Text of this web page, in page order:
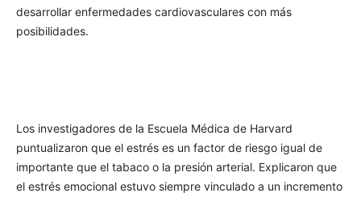
desarrollar enfermedades cardiovasculares con más
posibilidades.
Los investigadores de la Escuela Médica de Harvard
puntualizaron que el estrés es un factor de riesgo igual de
importante que el tabaco o la presión arterial. Explicaron que
el estrés emocional estuvo siempre vinculado a un incremento